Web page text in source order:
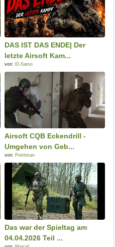
DAS IST DAS ENDE| Der
letzte Airsoft Kam...
von: El-Samo
Airsoft CQB Eckendrill -
Umgehen von Geb...
von: Pointman
Das war der Spieltag am
04.04.2026 Teil ...